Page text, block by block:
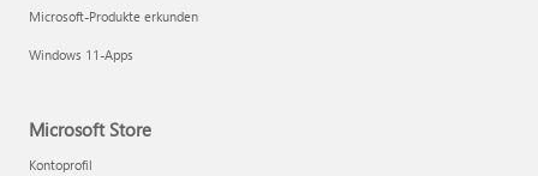
Microsoft-Produkte erkunden
Windows 11-Apps
Microsoft Store
Kontoprofil